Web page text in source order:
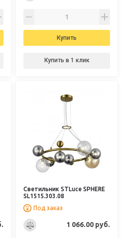
Купить
Купить в 1 клик
Светильник STLuce SPHERE
SL1515.303.08
Под заказ
1 066.00 руб.